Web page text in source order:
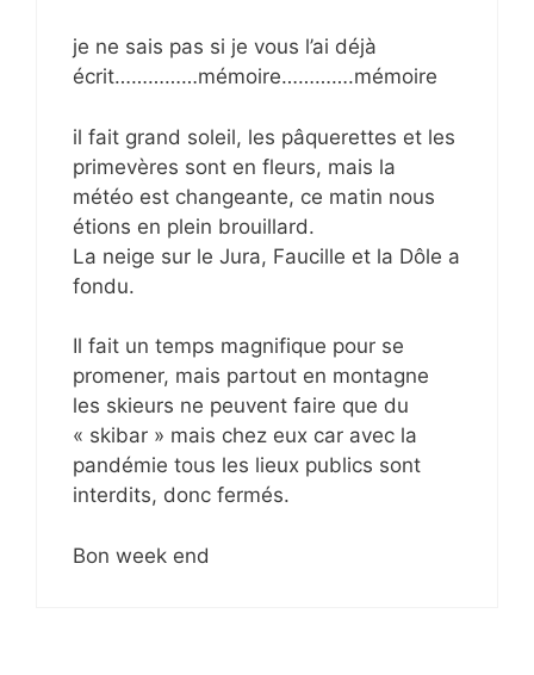
je ne sais pas si je vous l’ai déjà
écrit……………mémoire………….mémoire
il fait grand soleil, les pâquerettes et les
primevères sont en fleurs, mais la
météo est changeante, ce matin nous
étions en plein brouillard.
La neige sur le Jura, Faucille et la Dôle a
fondu.
Il fait un temps magnifique pour se
promener, mais partout en montagne
les skieurs ne peuvent faire que du
« skibar » mais chez eux car avec la
pandémie tous les lieux publics sont
interdits, donc fermés.
Bon week end